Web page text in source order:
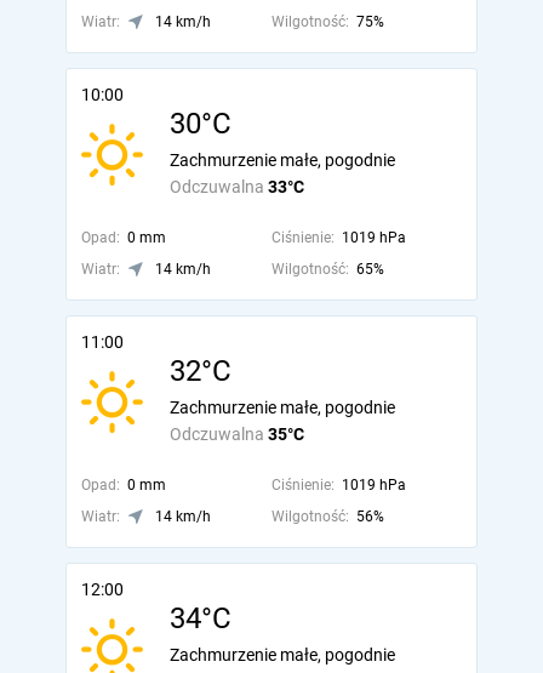
Wiatr:
14 km/h Wilgotność: 75%
10:00
30°C
Odczuwalna 33°C
Zachmurzenie małe, pogodnie
Opad: 0 mm Ciśnienie: 1019 hPa
Wiatr:
14 km/h Wilgotność: 65%
11:00
32°C
Odczuwalna 35°C
Zachmurzenie małe, pogodnie
Opad: 0 mm Ciśnienie: 1019 hPa
Wiatr:
14 km/h Wilgotność: 56%
12:00
34°C
Zachmurzenie małe, pogodnie